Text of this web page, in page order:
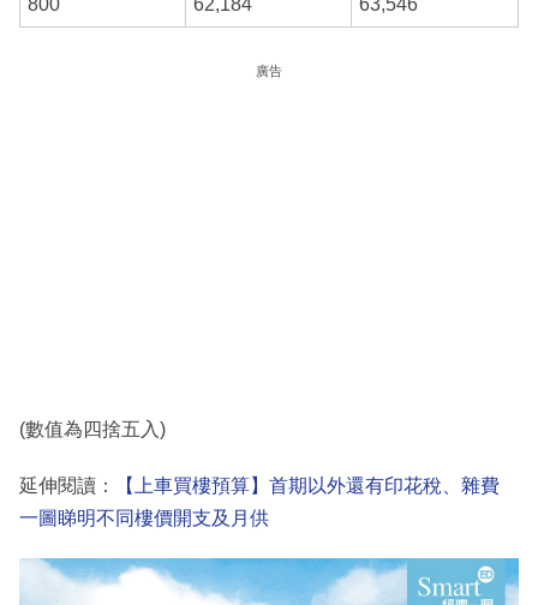
800 62,184 63,546
廣告
(數值為四捨五入)
延伸閱讀：
【上車買樓預算】首期以外還有印花稅、雜費
一圖睇明不同樓價開支及月供